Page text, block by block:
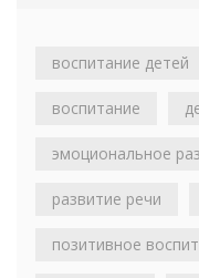
воспитание детей
воспитание
эмоциональное
развитие речи
позитивное